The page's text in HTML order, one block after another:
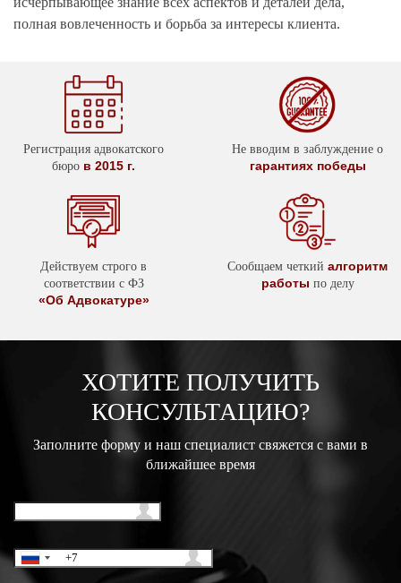
полная вовлеченность и борьба за интересы клиента.
Регистрация адвокатского
бюро в 2015 г.
Не вводим в заблуждение о
гарантиях победы
Действуем строго в
соответствии с ФЗ
«Об Адвокатуре»
Сообщаем четкий алгоритм
работы по делу
ХОТИТЕ ПОЛУЧИТЬ
КОНСУЛЬТАЦИЮ?
Заполните форму и наш специалист свяжется с вами в
ближайшее время